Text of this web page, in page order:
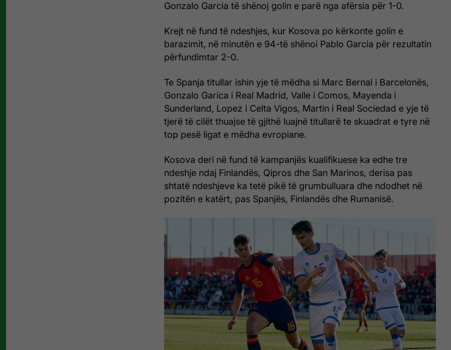
Gonzalo Garcia të shënoj golin e parë nga afërsia për 1-0.
Krejt në fund të ndeshjes, kur Kosova po kërkonte golin e
barazimit, në minutën e 94-të shënoi Pablo Garcia për rezultatin
përfundimtar 2-0.
Te Spanja titullar ishin yje të mëdha si Marc Bernal i Barcelonës,
Gonzalo Garica i Real Madrid, Valle i Comos, Mayenda i
Sunderland, Lopez i Celta Vigos, Martin i Real Sociedad e yje të
tjerë të cilët thuajse të gjithë luajnë titullarë te skuadrat e tyre në
top pesë ligat e mëdha evropiane.
Kosova deri në fund të kampanjës kualifikuese ka edhe tre
ndeshje ndaj Finlandës, Qipros dhe San Marinos, derisa pas
shtatë ndeshjeve ka tetë pikë të grumbulluara dhe ndodhet në
pozitën e katërt, pas Spanjës, Finlandës dhe Rumanisë.